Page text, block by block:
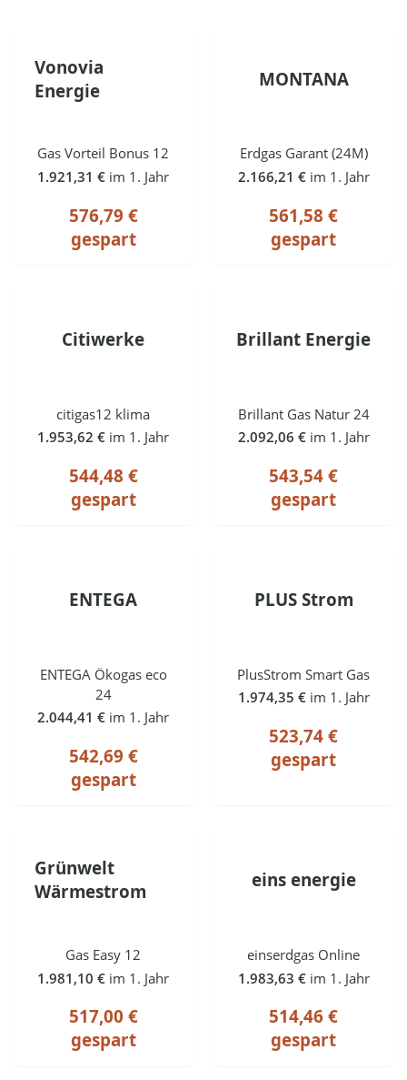
Vonovia
Energie
Gas Vorteil Bonus 12
1.921,31 € im 1. Jahr
576,79 €
gespart
MONTANA
Erdgas Garant (24M)
2.166,21 € im 1. Jahr
561,58 €
gespart
Citiwerke
citigas12 klima
1.953,62 € im 1. Jahr
544,48 €
gespart
Brillant Energie
Brillant Gas Natur 24
2.092,06 € im 1. Jahr
543,54 €
gespart
ENTEGA
ENTEGA Ökogas eco
24
2.044,41 € im 1. Jahr
542,69 €
gespart
PLUS Strom
PlusStrom Smart Gas
1.974,35 € im 1. Jahr
523,74 €
gespart
Grünwelt
Wärmestrom
Gas Easy 12
1.981,10 € im 1. Jahr
517,00 €
gespart
eins energie
einserdgas Online
1.983,63 € im 1. Jahr
514,46 €
gespart